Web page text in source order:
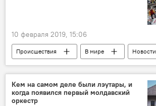
10 февраля 2019, 15:06
Происшествия В мире Новости
Кем на самом деле были лэутары, и
когда появился первый молдавский
оркестр